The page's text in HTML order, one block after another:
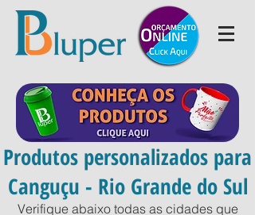
Produtos personalizados para
Canguçu - Rio Grande do Sul
Verifique abaixo todas as cidades que